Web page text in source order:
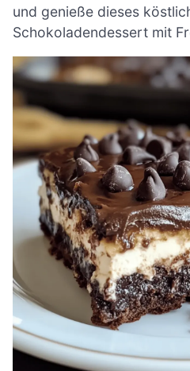
und genieße dieses
Schokoladendessert mit